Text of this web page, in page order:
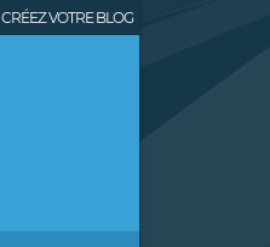
CRÉEZ VOTRE BLOG